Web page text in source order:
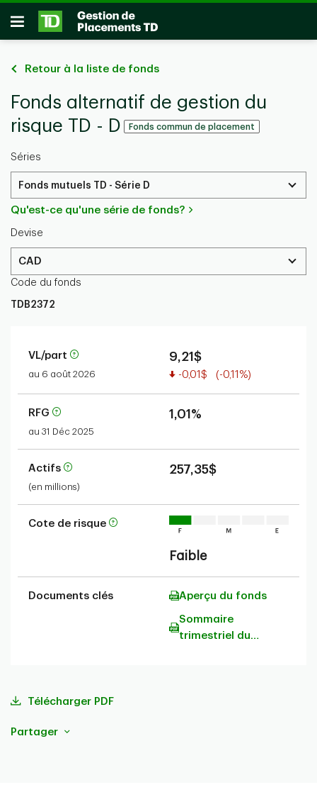
Passer au contenu principal
Ouvrir
Retour à la liste de fonds
Fonds alternatif de gestion du
risque TD - D
Fonds commun de placement
Séries
Fonds mutuels TD - Série D
Qu'est-ce qu'une série de fonds?
Devise
CAD
Code du fonds
TDB2372
VL/part
au 6 août 2026
9,21$
Valeur réduite
-0,01$ (-0,11%)
RFG
au 31 Déc 2025
1,01%
Actifs
(en millions)
257,35$
Cote de risque
Faible
Documents clés Aperçu du fonds
Sommaire
trimestriel du
Télécharger PDF
Partager